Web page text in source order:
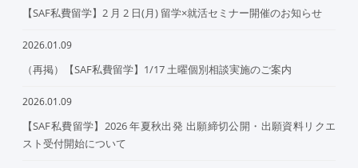
【SAF私費留学】2 月 2 日(月) 留学×就活セミナー開催のお知らせ
2026.01.09
（再掲）【SAF私費留学】1/17 土曜個別相談実施のご案内
2026.01.09
【SAF私費留学】2026 年夏秋出発 出願締切公開・出願資料リクエ
スト受付開始について